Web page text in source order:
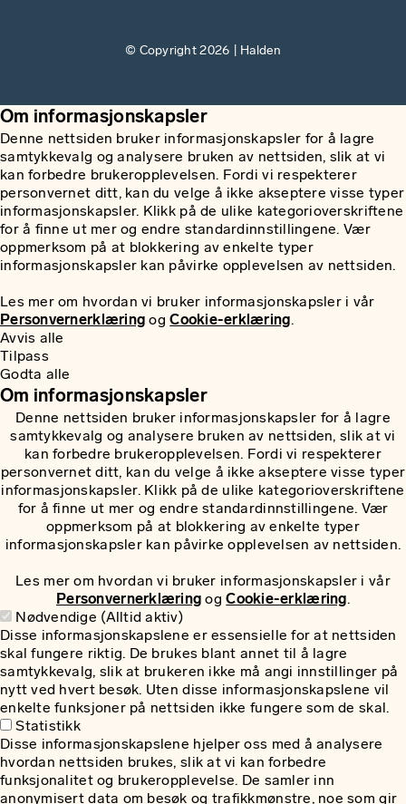
© Copyright 2026 | Halden
Om informasjonskapsler
Denne nettsiden bruker informasjonskapsler for å lagre
samtykkevalg og analysere bruken av nettsiden, slik at vi
kan forbedre brukeropplevelsen. Fordi vi respekterer
personvernet ditt, kan du velge å ikke akseptere visse typer
informasjonskapsler. Klikk på de ulike kategorioverskriftene
for å finne ut mer og endre standardinnstillingene. Vær
oppmerksom på at blokkering av enkelte typer
informasjonskapsler kan påvirke opplevelsen av nettsiden.
Les mer om hvordan vi bruker informasjonskapsler i vår
Personvernerklæring ogCookie-erklæring.
Avvis alle
Tilpass
Godta alle
Om informasjonskapsler
Denne nettsiden bruker informasjonskapsler for å lagre
samtykkevalg og analysere bruken av nettsiden, slik at vi
kan forbedre brukeropplevelsen. Fordi vi respekterer
personvernet ditt, kan du velge å ikke akseptere visse typer
informasjonskapsler. Klikk på de ulike kategorioverskriftene
for å finne ut mer og endre standardinnstillingene. Vær
oppmerksom på at blokkering av enkelte typer
informasjonskapsler kan påvirke opplevelsen av nettsiden.
Les mer om hvordan vi bruker informasjonskapsler i vår
Personvernerklæring ogCookie-erklæring.
Nødvendige (Alltid aktiv)
Disse informasjonskapslene er essensielle for at nettsiden
skal fungere riktig. De brukes blant annet til å lagre
samtykkevalg, slik at brukeren ikke må angi innstillinger på
nytt ved hvert besøk. Uten disse informasjonskapslene vil
enkelte funksjoner på nettsiden ikke fungere som de skal.
Statistikk
Disse informasjonskapslene hjelper oss med å analysere
hvordan nettsiden brukes, slik at vi kan forbedre
funksjonalitet og brukeropplevelse. De samler inn
anonymisert data om besøk og trafikkmønstre, noe som gir